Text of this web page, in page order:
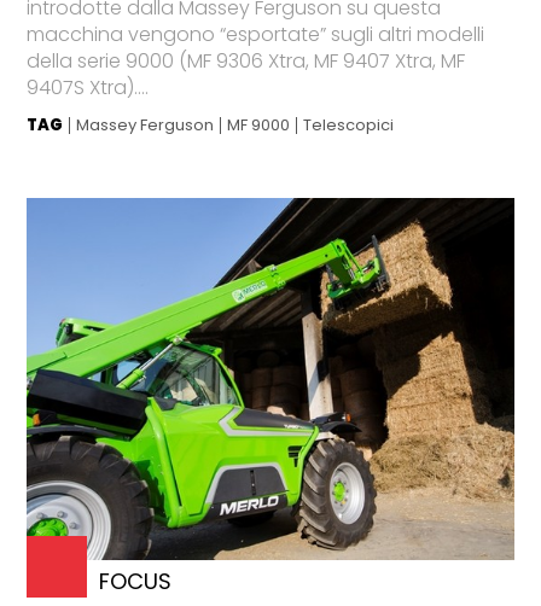
introdotte dalla Massey Ferguson su questa
macchina vengono “esportate” sugli altri modelli
della serie 9000 (MF 9306 Xtra, MF 9407 Xtra, MF
9407S Xtra)....
TAG Massey Ferguson MF 9000 Telescopici
FOCUS